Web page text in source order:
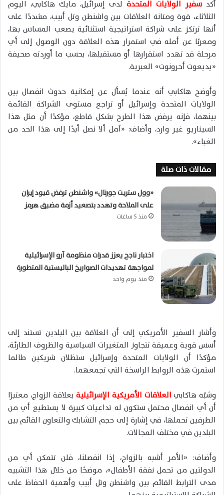
أكد سفير الولايات المتحدة لدى إسرائيل، مايك هاكابي، اليوم
الثلاثاء، قوة ومتانة العلاقات بين واشنطن وتل أبيب، مشددًا على
أنها ترتكز على شراكة استراتيجية استثنائية يصعب المساس بها،
ومعربًا عن أمله في استمرار هذه العلاقة دون الوصول إلى أي
مرحلة قد تهدد استقرارها أو مستقبلها، بحسب ما أوردته صحيفة
«يديعوت أحرونوت» العبرية.
وأوضح هاكابي أنه عندما يُسأل عن إمكانية حدوث انفصال بين
الولايات المتحدة وإسرائيل أو تراجع مستوى الشراكة القائمة
بينهما، فإنه يرفض هذا الطرح بشكل قاطع، مؤكدًا أن مثل هذا
السيناريو غير وارد، وأضاف: «آمل ألا نصل أبدًا إلى هذا الحد من
الغباء».
مقالات ذات صلة
«وول ستريت جورنال» واشنطن ترفض قيود إيران
على الملاحة وتهدد بتصعيد أزمة مضيق هرمز
منذ 5 ساعات
اختبار ناجح يعزز قدرات منظومة آرو الإسرائيلية
لمواجهة تهديدات الصواريخ الباليستية المتطورة
منذ يوم واحد
وأشار السفير الأمريكي إلى أن العلاقة بين البلدين تستند إلى
أسس قوية وعميقة تتجاوز المتغيرات السياسية والظروف الطارئة،
مؤكدًا أن الولايات المتحدة وإسرائيل ستظلان شريكين طالما
استمرت هذه الروابط الراسخة التي تجمعهما.
وشبّه هاكابيالعلاقات الأمريكية الإسرائيليةبعلاقة الزواج، معتبرًا
أن أي انفصال محتمل ستكون له تداعيات كبيرة لا يستطيع أي من
الطرفين تحملها، في إشارة إلى حجم التشابك والتعاون القائم بين
البلدين في مختلف المجالات.
وأضاف: «الأمر أشبه بالزواج، إذا انفصلنا، فلن تتمكن أي من
الدولتين من تحمل نفقة الأطفال»، موضحًا من خلال هذا التشبيه
مدى الترابط القائم بين واشنطن وتل أبيب وأهمية الحفاظ على